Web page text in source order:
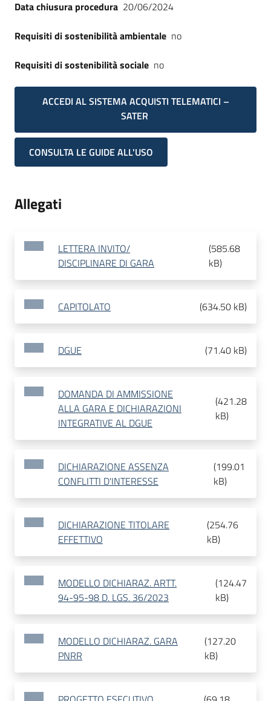
Data chiusura procedura 20/06/2024
Requisiti di sostenibilità ambientale no
Requisiti di sostenibilità sociale no
ACCEDI AL SISTEMA ACQUISTI TELEMATICI –
SATER
CONSULTA LE GUIDE ALL'USO
Allegati
LETTERA INVITO/
DISCIPLINARE DI GARA
(585.68
kB)
CAPITOLATO (634.50 kB)
DGUE (71.40 kB)
DOMANDA DI AMMISSIONE
ALLA GARA E DICHIARAZIONI
INTEGRATIVE AL DGUE
(421.28
kB)
DICHIARAZIONE ASSENZA
CONFLITTI D'INTERESSE
(199.01
kB)
DICHIARAZIONE TITOLARE
EFFETTIVO
(254.76
kB)
MODELLO DICHIARAZ. ARTT.
94-95-98 D. LGS. 36/2023
(124.47
kB)
MODELLO DICHIARAZ. GARA
PNRR
(127.20
kB)